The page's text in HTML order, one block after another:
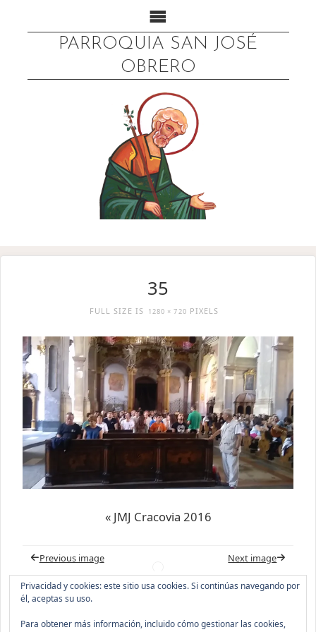
PARROQUIA SAN JOSÉ
OBRERO
35
FULL SIZE IS 1280 × 720 PIXELS
« JMJ Cracovia 2016
Previous image Next image
Comments are closed.
Privacidad y cookies: este sitio usa cookies. Si continúas navegando por
él, aceptas su uso.
Para obtener más información, incluido cómo gestionar las cookies,